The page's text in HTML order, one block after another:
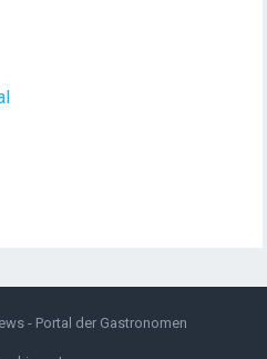
Chef de Rang
aus Leidenschaft und
- Portal der Gastronomen